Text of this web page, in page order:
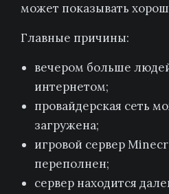
может показывать
Главные причины:
вечером больше
интернетом;
провайдерская сеть
загружена;
игровой сервер
переполнен;
сервер находится